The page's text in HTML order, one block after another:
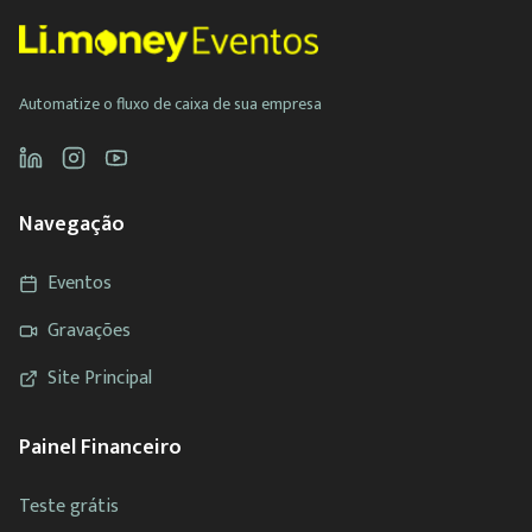
Automatize o fluxo de caixa de sua empresa
Navegação
Eventos
Gravações
Site Principal
Painel Financeiro
Teste grátis